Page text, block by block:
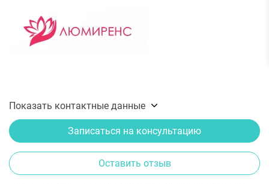
Показать контактные данные
Записаться на консультацию
Оставить отзыв